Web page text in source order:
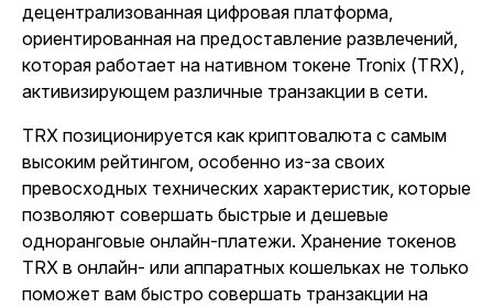
децентрализованная цифровая платформа,
ориентированная на предоставление развлечений,
которая работает на нативном токене Tronix (TRX),
активизирующем различные транзакции в сети.
TRX позиционируется как криптовалюта с самым
высоким рейтингом, особенно из-за своих
превосходных технических характеристик, которые
позволяют совершать быстрые и дешевые
одноранговые онлайн-платежи. Хранение токенов
TRX в онлайн- или аппаратных кошельках не только
поможет вам быстро совершать транзакции на